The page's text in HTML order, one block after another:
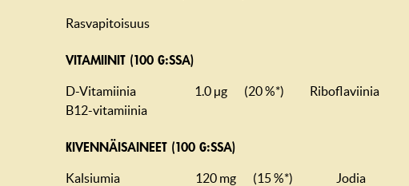
Rasvapitoisuus
VITAMIINIT (100 G:SSA)
D-Vitamiinia 1.0 µg (20 %*) Riboflaviinia
B12-vitamiinia
KIVENNÄISAINEET (100 G:SSA)
Kalsiumia 120 mg (15 %*) Jodia